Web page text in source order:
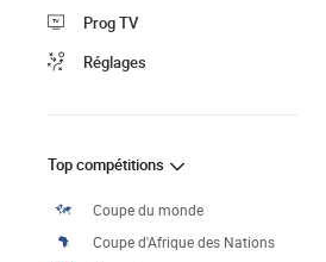
Prog TV
Réglages
Top compétitions
Coupe du monde
Coupe d'Afrique des Nations